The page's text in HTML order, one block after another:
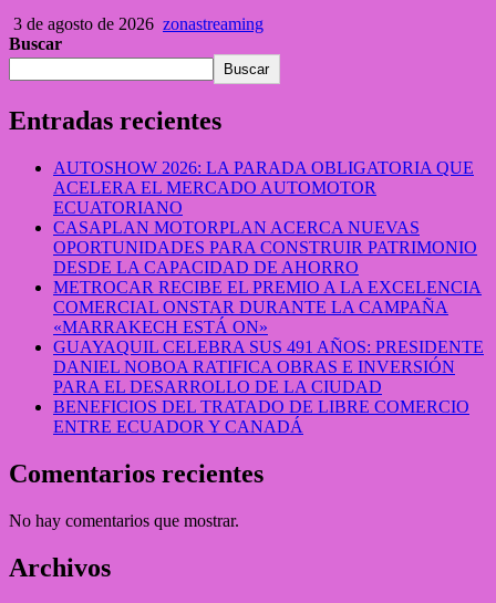
3 de agosto de 2026 zonastreaming
Buscar
Buscar
Entradas recientes
AUTOSHOW 2026: LA PARADA OBLIGATORIA QUE
ACELERA EL MERCADO AUTOMOTOR
ECUATORIANO
CASAPLAN MOTORPLAN ACERCA NUEVAS
OPORTUNIDADES PARA CONSTRUIR PATRIMONIO
DESDE LA CAPACIDAD DE AHORRO
METROCAR RECIBE EL PREMIO A LA EXCELENCIA
COMERCIAL ONSTAR DURANTE LA CAMPAÑA
«MARRAKECH ESTÁ ON»
GUAYAQUIL CELEBRA SUS 491 AÑOS: PRESIDENTE
DANIEL NOBOA RATIFICA OBRAS E INVERSIÓN
PARA EL DESARROLLO DE LA CIUDAD
BENEFICIOS DEL TRATADO DE LIBRE COMERCIO
ENTRE ECUADOR Y CANADÁ
Comentarios recientes
No hay comentarios que mostrar.
Archivos